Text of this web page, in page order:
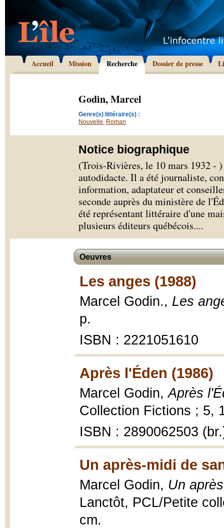
Accueil Mission Recherche Dossier de presse
Godin, Marcel
Genre(s) littéraire(s) :
Nouvelle, Roman
Notice biographique
(Trois-Rivières, le 10 mars 1932 -
autodidacte. Il a été journaliste,
information, adaptateur et
seconde auprès du ministère de
été représentant littéraire d'une
plusieurs éditeurs québécois....
Oeuvres
Les anges (1988)
Marcel Godin., Les
p.
ISBN : 2221051610
Après l'Éden (1986)
Marcel Godin,Après
Collection Fictions ; 5,
ISBN : 2890062503
Un après-midi de
Marcel Godin, Un
Lanctôt, PCL/Petite
cm.